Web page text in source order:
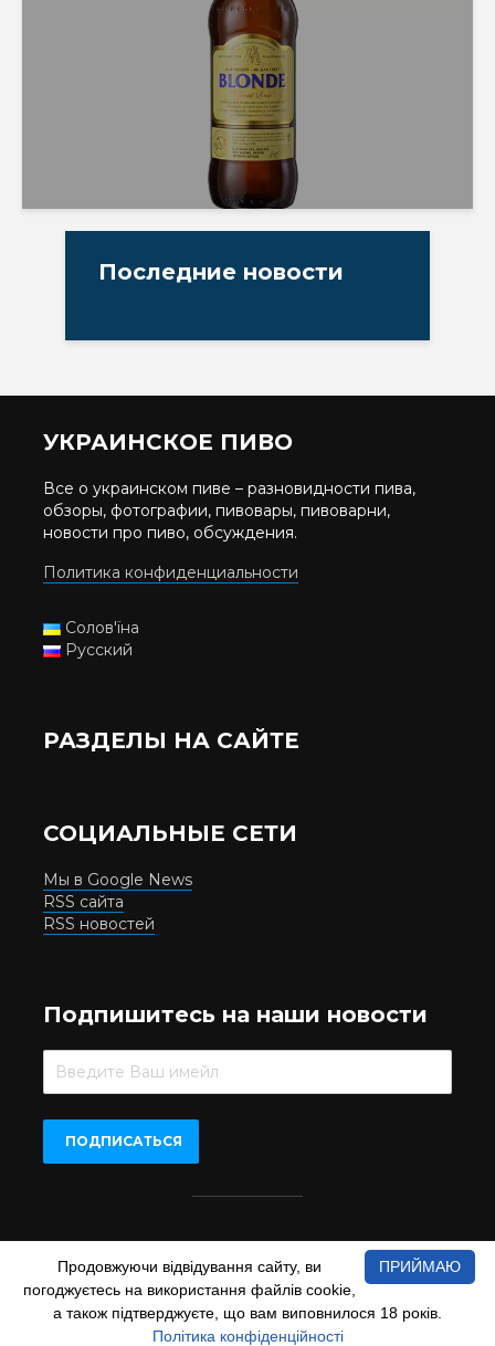
Последние новости
УКРАИНСКОЕ ПИВО
Все о украинском пиве – разновидности пива,
обзоры, фотографии, пивовары, пивоварни,
новости про пиво, обсуждения.
Политика конфиденциальности
Солов'їна
Русский
РАЗДЕЛЫ НА САЙТЕ
СОЦИАЛЬНЫЕ СЕТИ
Мы в Google News
RSS сайта
RSS новостей
Подпишитесь на наши новости
Beer.UA © 2016-2022
При копіюванні матеріалів з сайту обов'язкове пряме
відкрите для пошукових систем гіперпосилання на сайт
www.beer.ua
ПРИЙМАЮ
Продовжуючи відвідування сайту, ви
погоджуєтесь на використання файлів cookie,
а також підтверджуєте, що вам виповнилося 18 років.
Політика конфіденційності